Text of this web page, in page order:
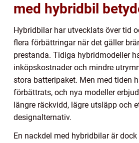
med hybridbil
Hybridbilar har utvecklats över tid
flera förbättringar när det gäller
prestanda. Tidiga hybridmodeller
inköpskostnader och mindre
stora batteripaket. Men med tiden
förbättrats, och nya modeller
längre räckvidd, lägre utsläpp och
designalternativ.
En nackdel med hybridbilar är